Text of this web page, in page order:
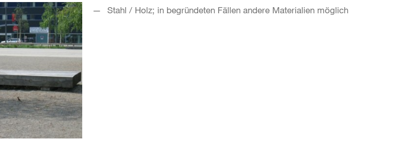
Stahl / Holz; in begründeten Fällen andere Materialien möglich